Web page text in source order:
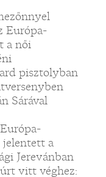
Európa-
a női
pisztolyban
Sárával
jelentett a
Jerevánban
vitt véghez: